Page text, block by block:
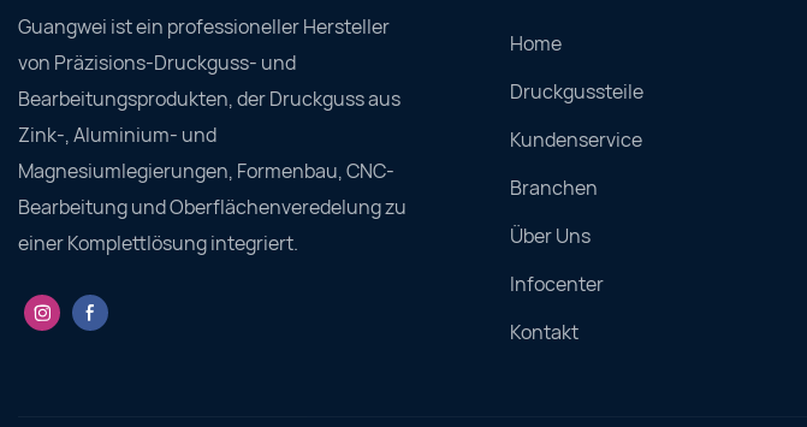
Guangwei ist ein professioneller Hersteller
von Präzisions-Druckguss- und
Bearbeitungsprodukten, der Druckguss aus
Zink-, Aluminium- und
Magnesiumlegierungen, Formenbau, CNC-
Bearbeitung und Oberflächenveredelung zu
einer Komplettlösung integriert.
Home
Druckgussteile
Kundenservice
Branchen
Über Uns
Infocenter
Kontakt